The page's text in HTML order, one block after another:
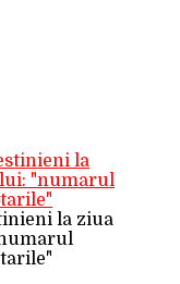
la ziua